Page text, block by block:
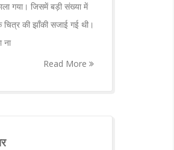
गया। जिसमें बड़ी संख्या में
की झाँकी सजाई गई थी।
ना
Read More